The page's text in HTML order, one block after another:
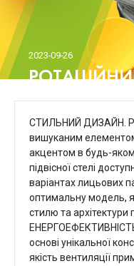
2023-09-26
СТИЛЬНИЙ ДИЗАЙН.
вишуканим
акцентом в будь-
підвісної стелі
варіантах лицьових
оптимальну модель,
стилю та архітектури
основі унікальної
якість вентиляції